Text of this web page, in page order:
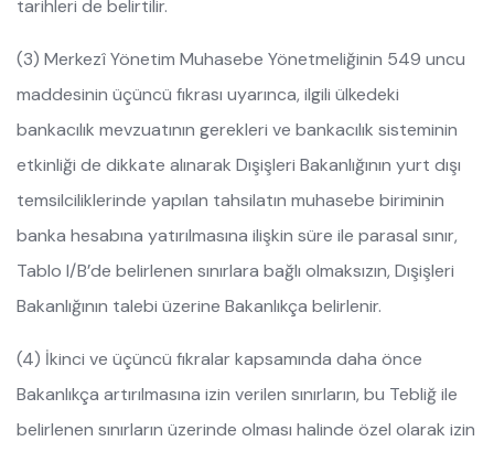
tarihleri de belirtilir.
(3) Merkezî Yönetim Muhasebe Yönetmeliğinin 549 uncu
maddesinin üçüncü fıkrası uyarınca, ilgili ülkedeki
bankacılık mevzuatının gerekleri ve bankacılık sisteminin
etkinliği de dikkate alınarak Dışişleri Bakanlığının yurt dışı
temsilciliklerinde yapılan tahsilatın muhasebe biriminin
banka hesabına yatırılmasına ilişkin süre ile parasal sınır,
Tablo I/B’de belirlenen sınırlara bağlı olmaksızın, Dışişleri
Bakanlığının talebi üzerine Bakanlıkça belirlenir.
(4) İkinci ve üçüncü fıkralar kapsamında daha önce
Bakanlıkça artırılmasına izin verilen sınırların, bu Tebliğ ile
belirlenen sınırların üzerinde olması halinde özel olarak izin